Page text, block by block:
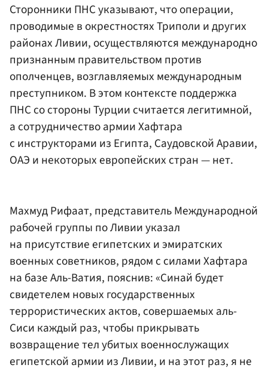
Сторонники ПНС указывают, что операции,
проводимые в окрестностях Триполи и других
районах Ливии, осуществляются международно
признанным правительством против
ополченцев, возглавляемых международным
преступником. В этом контексте поддержка
ПНС со стороны Турции считается легитимной,
а сотрудничество армии Хафтара
с инструкторами из Египта, Саудовской Аравии,
ОАЭ и некоторых европейских стран — нет.
Махмуд Рифаат, представитель Международной
рабочей группы по Ливии указал
на присутствие египетских и эмиратских
военных советников, рядом с силами Хафтара
на базе Аль-Ватия, пояснив: «Синай будет
свидетелем новых государственных
террористических актов, совершаемых аль-
Сиси каждый раз, чтобы прикрывать
возвращение тел убитых военнослужащих
египетской армии из Ливии, и на этот раз, я не